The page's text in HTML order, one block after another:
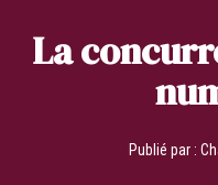
La
Publié par :